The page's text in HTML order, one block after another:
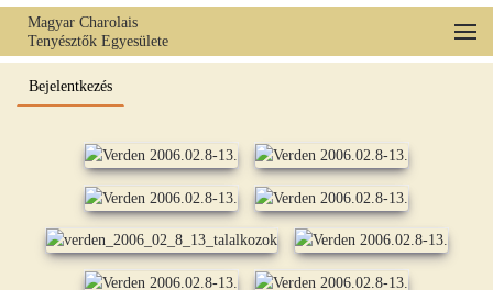
Fő tartalom átugrása
Magyar Charolais
Tenyésztők Egyesülete
Bejelentkezés